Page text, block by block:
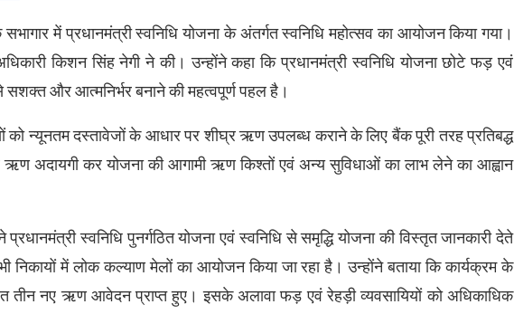
सभागार में प्रधानमंत्री स्वनिधि योजना के अंतर्गत स्वनिधि महोत्सव का आयोजन किया गया।
किशन सिंह नेगी ने की। उन्होंने कहा कि प्रधानमंत्री स्वनिधि योजना छोटे फड़ एवं
सशक्त और आत्मनिर्भर बनाने की महत्वपूर्ण पहल है।
को न्यूनतम दस्तावेजों के आधार पर शीघ्र ऋण उपलब्ध कराने के लिए बैंक पूरी तरह प्रतिबद्ध
ऋण अदायगी कर योजना की आगामी ऋण किश्तों एवं अन्य सुविधाओं का लाभ लेने का आह्वान
स्वनिधि पुनर्गठित योजना एवं स्वनिधि से समृद्धि योजना की विस्तृत जानकारी देते
में लोक कल्याण मेलों का आयोजन किया जा रहा है। उन्होंने बताया कि कार्यक्रम के
तीन नए ऋण आवेदन प्राप्त हुए। इसके अलावा फड़ एवं रेहड़ी व्यवसायियों को अधिकाधिक